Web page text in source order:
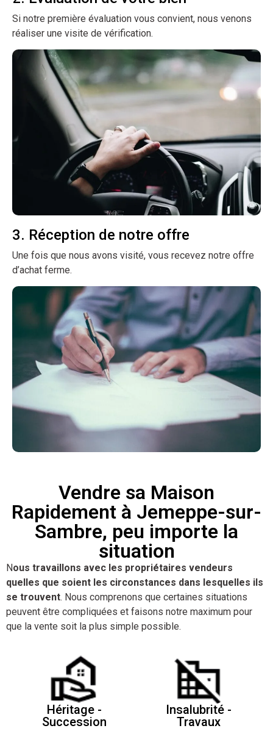
Si notre première évaluation vous convient, nous venons
réaliser une visite de vérification.
3. Réception de notre offre
Une fois que nous avons visité, vous recevez notre offre
d’achat ferme.
Vendre sa Maison
Rapidement à Jemeppe-sur-
Sambre, peu importe la
situation
Nous travaillons avec les propriétaires vendeurs
quelles que soient les circonstances dans lesquelles ils
se trouvent. Nous comprenons que certaines situations
peuvent être compliquées et faisons notre maximum pour
que la vente soit la plus simple possible.
Héritage -
Succession
Insalubrité -
Travaux